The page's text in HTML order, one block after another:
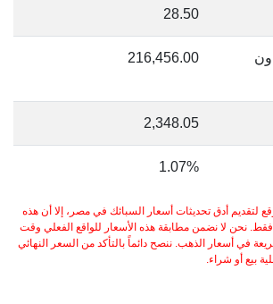
28.50
216,456.00
2,348.05
1.07%
لتقديم أدق تحديثات أسعار السبائك في مصر، إلا أن هذه
نحن لا نضمن مطابقة هذه الأسعار للواقع الفعلي وقت
في أسعار الذهب. ننصح دائماً بالتأكد من السعر النهائي
بيع أو شراء.